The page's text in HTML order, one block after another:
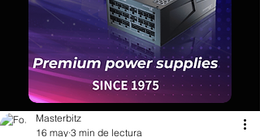
Masterbitz
16 may 3 min de lectura